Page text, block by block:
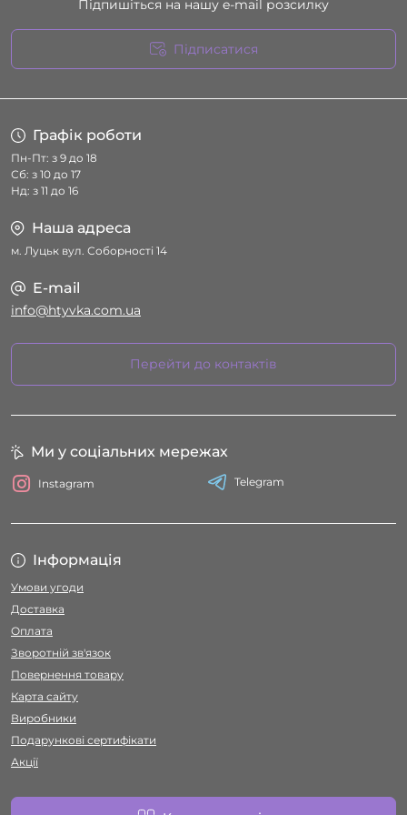
Підпишіться на нашу e-mail розсилку
Підписатися
Графік роботи
Пн-Пт: з 9 до 18
Сб: з 10 до 17
Нд: з 11 до 16
Наша адреса
м. Луцьк вул. Соборності 14
E-mail
info@htyvka.com.ua
Перейти до контактів
Інформація
Умови угоди
Доставка
Оплата
Зворотній зв'язок
Повернення товару
Карта сайту
Виробники
Подарункові сертифікати
Акції
Ми у соціальних мережах
Instagram Telegram